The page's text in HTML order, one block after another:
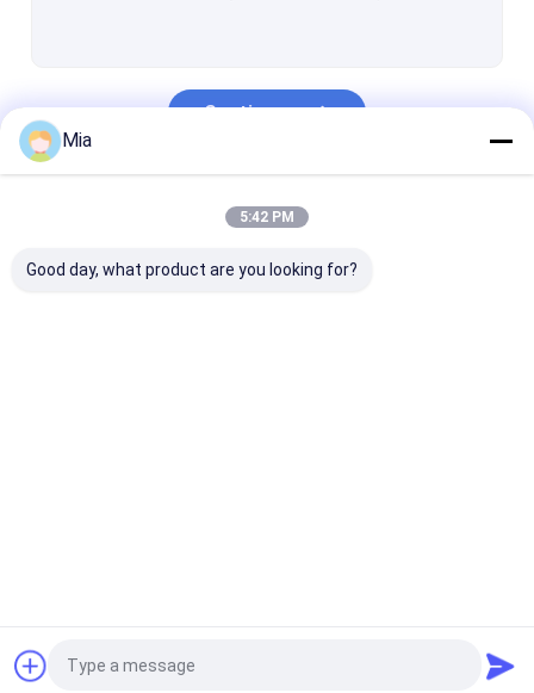
Continuar
Nuestras Categorías
Mia
5:42 PM
Good day, what product are you looking for?